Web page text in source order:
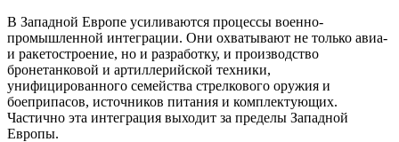
В Западной Европе усиливаются процессы военно-
промышленной интеграции. Они охватывают не только авиа-
и ракетостроение, но и разработку, и производство
бронетанковой и артиллерийской техники,
унифицированного семейства стрелкового оружия и
боеприпасов, источников питания и комплектующих.
Частично эта интеграция выходит за пределы Западной
Европы.